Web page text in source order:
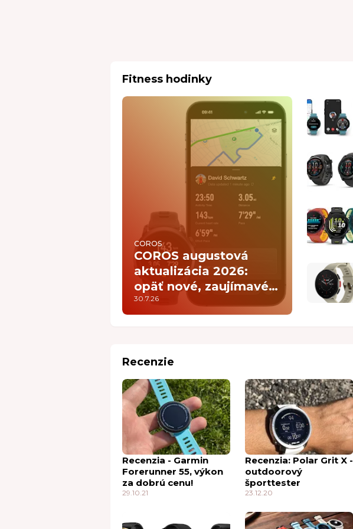
Fitness hodinky
COROS
COROS augustová
aktualizácia 2026:
opäť nové, zaujímavé
funkcie
30.7.26
Recenzie
Recenzia - Garmin
Forerunner 55, výkon
za dobrú cenu!
29.10.21
Recenzia: Polar Grit X -
outdoorový
športtester
23.12.20